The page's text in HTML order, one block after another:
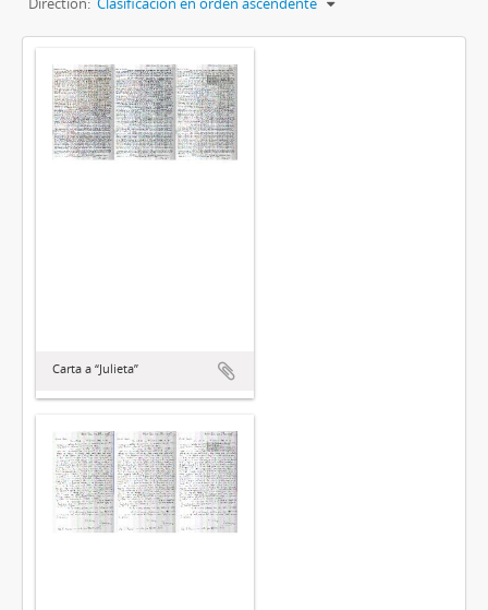
Carta a “Julieta”